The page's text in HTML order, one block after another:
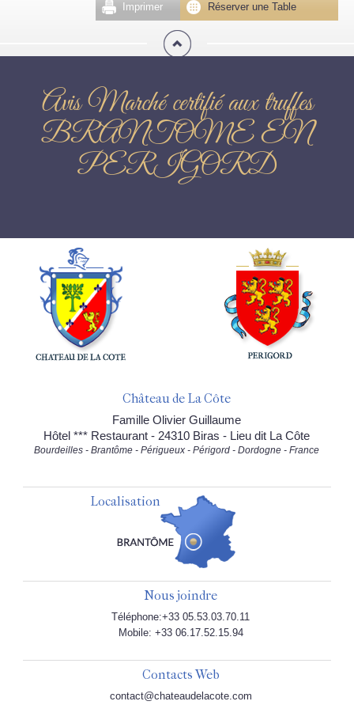
Réserver une Table
Imprimer
Avis Marché certifié aux truffes
BRANTOME EN
PERIGORD
Château de La Côte
Famille Olivier Guillaume
Hôtel *** Restaurant - 24310 Biras - Lieu dit La Côte
Bourdeilles - Brantôme - Périgueux - Périgord - Dordogne - France
Localisation
Nous joindre
Téléphone:+33 05.53.03.70.11
Mobile: +33 06.17.52.15.94
Contacts Web
contact@chateaudelacote.com